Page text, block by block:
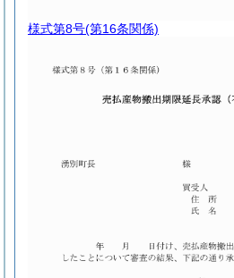
様式第8号(第16条関係)